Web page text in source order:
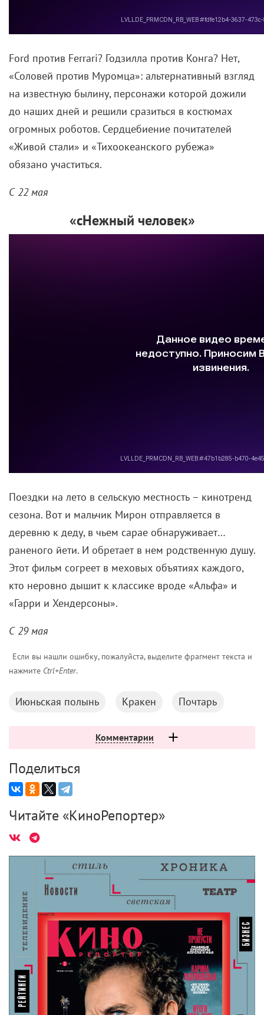
Ford против Ferrari? Годзилла против Конга? Нет,
«Соловей против Муромца»: альтернативный взгляд
на известную былину, персонажи которой дожили
до наших дней и решили сразиться в костюмах
огромных роботов. Сердцебиение почитателей
«Живой стали» и «Тихоокеанского рубежа»
обязано участиться.
С 22 мая
«сНежный человек»
Поездки на лето в сельскую местность – кинотренд
сезона. Вот и мальчик Мирон отправляется в
деревню к деду, в чьем сарае обнаруживает…
раненого йети. И обретает в нем родственную душу.
Этот фильм согреет в меховых объятиях каждого,
кто неровно дышит к классике вроде «Альфа» и
«Гарри и Хендерсоны».
С 29 мая
Если вы нашли ошибку, пожалуйста, выделите фрагмент текста и
нажмите Ctrl+Enter.
Июньская полынь Кракен Почтарь
Комментарии
Поделиться
Читайте «КиноРепортер»